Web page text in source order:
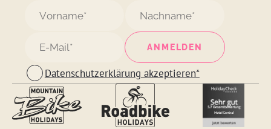
Datenschutzerklärung akzeptieren*